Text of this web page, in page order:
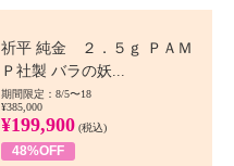
祈平 純金 ２．５ｇ ＰＡＭ
Ｐ社製 バラの妖...
期間限定：8/5〜18
¥385,000
¥199,900 (税込)
48%OFF